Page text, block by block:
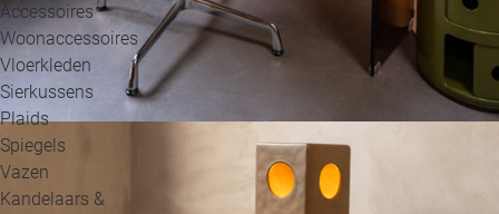
Accessoires
Woonaccessoires
Vloerkleden
Sierkussens
Plaids
Spiegels
Vazen
Kandelaars &